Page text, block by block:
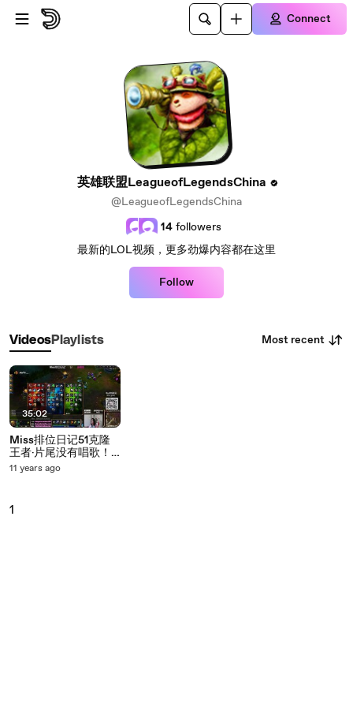
Skip to main content
Connect
英雄联盟LeagueofLegendsChina
@LeagueofLegendsChina
14 followers
最新的LOL视频，更多劲爆内容都在这里
Follow
VideosPlaylists Most recent
35:02
Miss排位日记51克隆
王者·片尾没有唱歌！
超清
11 years ago
1